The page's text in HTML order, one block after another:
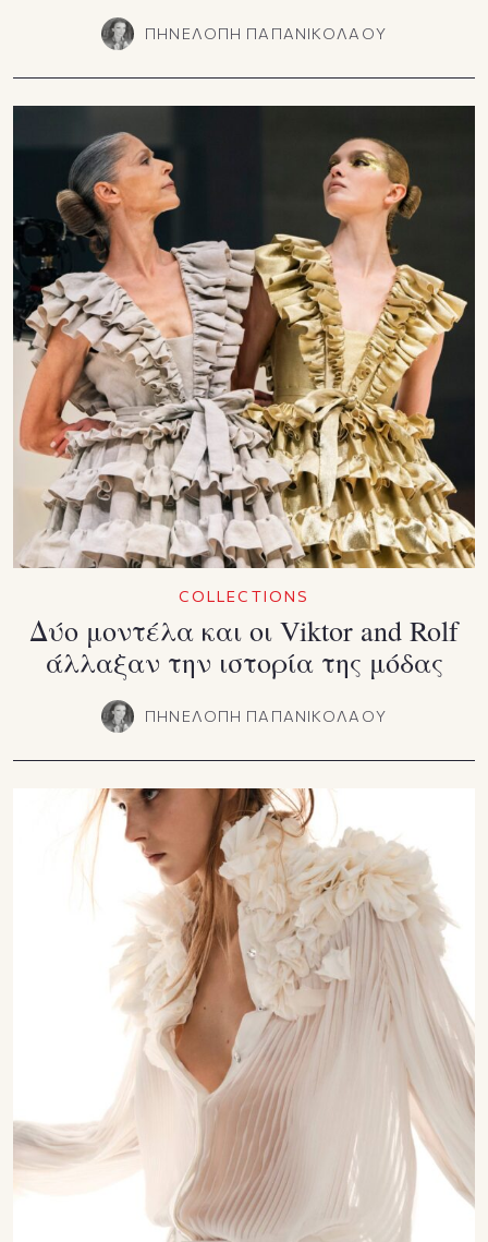
ΠΗΝΕΛΟΠΗ ΠΑΠΑΝΙΚΟΛΑΟΥ
COLLECTIONS
Δύο μοντέλα και οι Viktor and Rolf
άλλαξαν την ιστορία της μόδας
ΠΗΝΕΛΟΠΗ ΠΑΠΑΝΙΚΟΛΑΟΥ